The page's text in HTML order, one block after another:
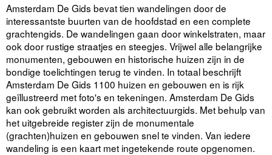
Amsterdam De Gids bevat tien wandelingen door de
interessantste buurten van de hoofdstad en een complete
grachtengids. De wandelingen gaan door winkelstraten, maar
ook door rustige straatjes en steegjes. Vrijwel alle belangrijke
monumenten, gebouwen en historische huizen zijn in de
bondige toelichtingen terug te vinden. In totaal beschrijft
Amsterdam De Gids 1100 huizen en gebouwen en is rijk
geïllustreerd met foto's en tekeningen. Amsterdam De Gids
kan ook gebruikt worden als architectuurgids. Met behulp van
het uitgebreide register zijn de monumentale
(grachten)huizen en gebouwen snel te vinden. Van iedere
wandeling is een kaart met ingetekende route opgenomen.